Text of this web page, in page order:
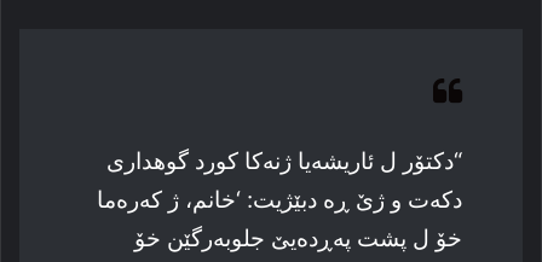
“دکتۆر ل ئاریشەیا ژنەکا کورد گوهداری
دکەت و ژێ ڕە دبێژیت: ‘خانم، ژ کەرەما
خۆ ل پشت پەڕدەیێ جلوبەرگێن خۆ